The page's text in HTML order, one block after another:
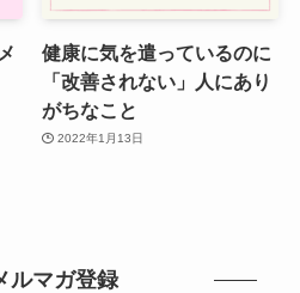
健康に気を遣っているのに
「改善されない」人にあり
がちなこと
2022年1月13日
ルマガ登録